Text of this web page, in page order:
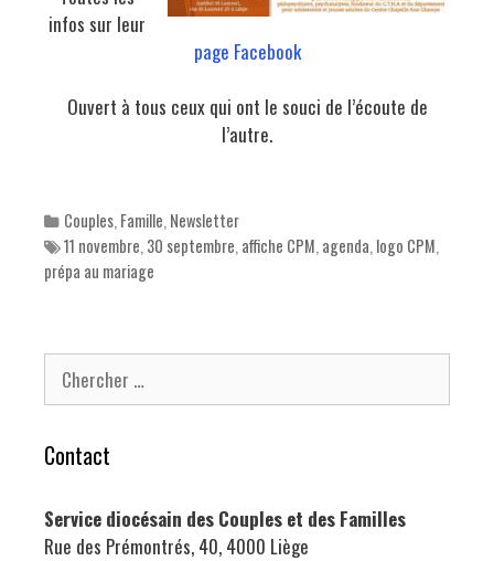
infos sur leur
page Facebook
Ouvert à tous ceux qui ont le souci de l’écoute de
l’autre.
Categories
Couples, Famille, Newsletter
Tags
11 novembre, 30 septembre, affiche CPM, agenda, logo CPM,
prépa au mariage
Chercher pour:
Contact
Service diocésain des Couples et des Familles
Rue des Prémontrés, 40, 4000 Liège